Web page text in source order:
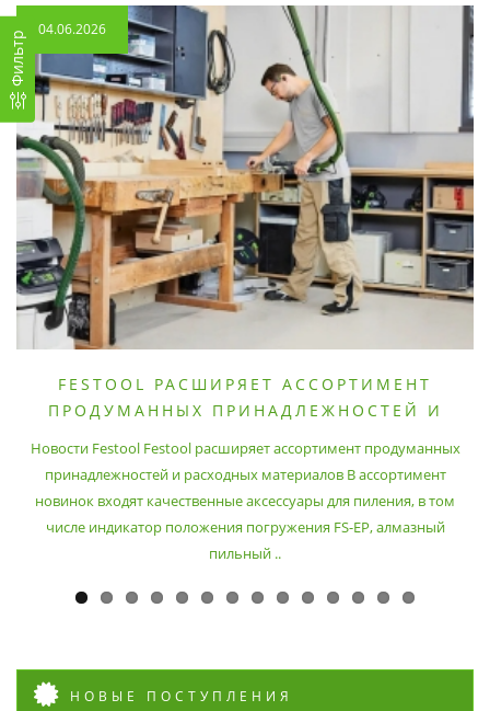
Фильтр 04.06.2026
FESTOOL РАСШИРЯЕТ АССОРТИМЕНТ
ПРОДУМАННЫХ ПРИНАДЛЕЖНОСТЕЙ И
Новости Festool Festool расширяет ассортимент продуманных
принадлежностей и расходных материалов В ассортимент
новинок входят качественные аксессуары для пиления, в том
числе индикатор положения погружения FS-EP, алмазный
пильный ..
НОВЫЕ ПОСТУПЛЕНИЯ